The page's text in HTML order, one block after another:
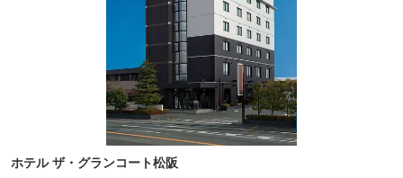
ホテル ザ・グランコート松阪